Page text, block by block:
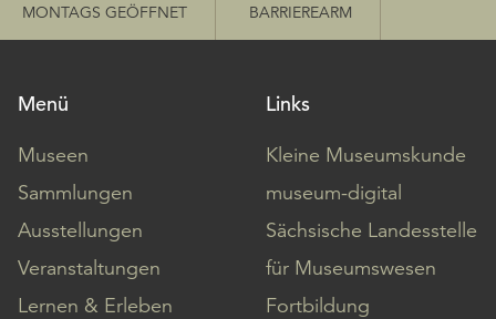
MONTAGS GEÖFFNET BARRIEREARM
Menü
Museen
Sammlungen
Ausstellungen
Veranstaltungen
Lernen & Erleben
Links
Kleine Museumskunde
museum-digital
Sächsische Landesstelle
für Museumswesen
Fortbildung